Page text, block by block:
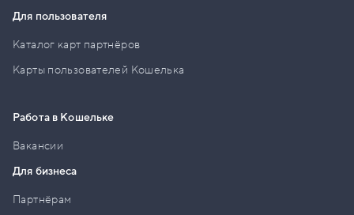
Для пользователя
Каталог карт партнёров
Карты пользователей Кошелька
Работа в Кошельке
Вакансии
Для бизнеса
Партнёрам